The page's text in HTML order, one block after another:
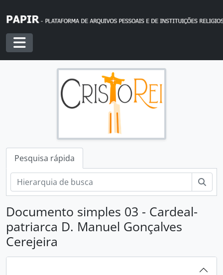
Toggle navigation
Pesquisa rápida
Documento simples 03 - Cardeal-
patriarca D. Manuel Gonçalves
Cerejeira